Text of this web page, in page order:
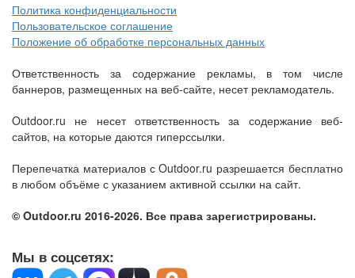
Политика конфиденциальности
Пользовательское соглашение
Положение об обработке персональных данных
Ответственность за содержание рекламы, в том числе
баннеров, размещенных на веб-сайте, несет рекламодатель.
Outdoor.ru не несет ответственность за содержание веб-
сайтов, на которые даются гиперссылки.
Перепечатка материалов с Outdoor.ru разрешается бесплатно
в любом объёме с указанием активной ссылки на сайт.
© Outdoor.ru 2016-2026. Все права зарегистрированы.
Мы в соцсетях: